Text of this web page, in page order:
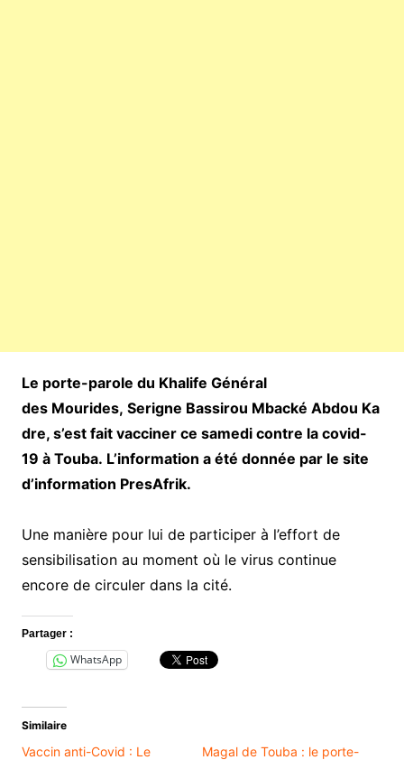
Le porte-parole du Khalife Général
des Mourides, Serigne Bassirou Mbacké Abdou Ka
dre, s’est fait vacciner ce samedi contre la covid-
19 à Touba. L’information a été donnée par le site
d’information PresAfrik.
Une manière pour lui de participer à l’effort de
sensibilisation au moment où le virus continue
encore de circuler dans la cité.
Partager :
WhatsApp
Similaire
Vaccin anti-Covid : Le
Magal de Touba : le porte-